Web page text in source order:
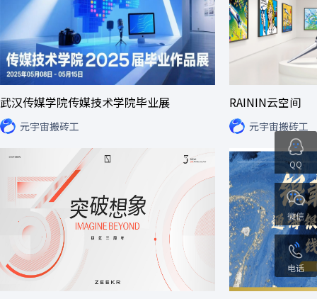
武汉传媒学院传媒技术学院毕业展
元宇宙搬砖工
RAININ云空间
元宇宙搬砖工
QQ
微信
电话